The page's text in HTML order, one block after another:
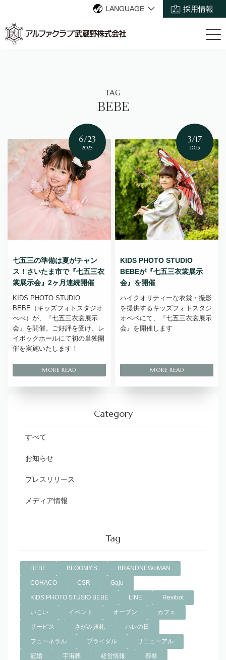
LANGUAGE 採用情報
TAG
BEBE
6/23
2025
七五三の準備は夏がチャン
ス！さいたま市で『七五三衣
裳展示会』2ヶ月連続開催
KIDS PHOTO STUDIO
BEBE（キッズフォトスタジオ
べべ）が、『七五三衣裳展示
会』を開催。ご好評を受け、レ
イボックホールにて初の単独開
催を実施いたします！
3/17
2025
KIDS PHOTO STUDIO
BEBEが『七五三衣裳展示
会』を開催
ハイクオリティーな衣裳・撮影
を提供するキッズフォトスタジ
オベベにて、『七五三衣裳展示
会』を開催します
Category
すべて
お知らせ
プレスリリース
メディア情報
Tag
BEBE BLOOMY'S BRANDNEWoMAN
COHACO CSR Gaju
KIDS PHOTO STUSIO BEBE LINE Revibot
いこい イベント オープン カフェ
サービス さがみ典礼 ハレの日
フューネラル ブライダル リニューアル
冠婚 宇宙葬 経営情報 葬祭